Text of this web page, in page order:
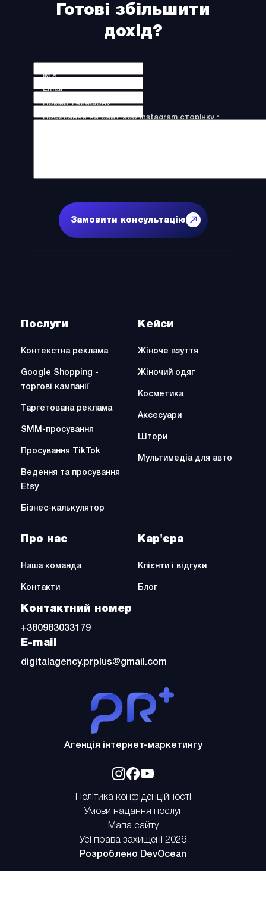
Готові збільшити
дохід?
Ім'я *(Обов'язково)
Email
Номер телефону *(Обов'язково)
Посилання на сайт або Instagram сторінку *
CAPTCHA
Послуги
Контекстна реклама
Google Shopping -
торгові кампанії
Таргетована реклама
SMM-просування
Просування TikTok
Ведення та просування
Etsy
Бізнес-калькулятор
Кейси
Жіноче взуття
Жіночий одяг
Косметика
Аксесуари
Штори
Мультимедіа для авто
Про нас
Наша команда
Контакти
Кар'єра
Клієнти і відгуки
Блог
Контактний номер
+380983033179
E-mail
digitalagency.prplus@gmail.com
Агенція інтернет-маркетингу
Відкрити
новому
вікні
Відкрити
новому
вікні
Відкрити
новому
вікні
Усі права захищені 2026
Політика конфіденційності
Умови надання послуг
Мапа сайту
Відкрити
Розроблено DevOcean